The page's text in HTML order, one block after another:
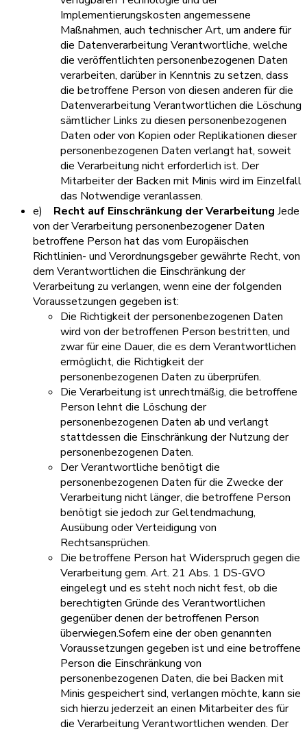
Implementierungskosten angemessene
Maßnahmen, auch technischer Art, um andere für
die Datenverarbeitung Verantwortliche, welche
die veröffentlichten personenbezogenen Daten
verarbeiten, darüber in Kenntnis zu setzen, dass
die betroffene Person von diesen anderen für die
Datenverarbeitung Verantwortlichen die Löschung
sämtlicher Links zu diesen personenbezogenen
Daten oder von Kopien oder Replikationen dieser
personenbezogenen Daten verlangt hat, soweit
die Verarbeitung nicht erforderlich ist. Der
Mitarbeiter der Backen mit Minis wird im Einzelfall
das Notwendige veranlassen.
e) Recht auf Einschränkung der Verarbeitung Jede
von der Verarbeitung personenbezogener Daten
betroffene Person hat das vom Europäischen
Richtlinien- und Verordnungsgeber gewährte Recht, von
dem Verantwortlichen die Einschränkung der
Verarbeitung zu verlangen, wenn eine der folgenden
Voraussetzungen gegeben ist:
Die Richtigkeit der personenbezogenen Daten
wird von der betroffenen Person bestritten, und
zwar für eine Dauer, die es dem Verantwortlichen
ermöglicht, die Richtigkeit der
personenbezogenen Daten zu überprüfen.
Die Verarbeitung ist unrechtmäßig, die betroffene
Person lehnt die Löschung der
personenbezogenen Daten ab und verlangt
stattdessen die Einschränkung der Nutzung der
personenbezogenen Daten.
Der Verantwortliche benötigt die
personenbezogenen Daten für die Zwecke der
Verarbeitung nicht länger, die betroffene Person
benötigt sie jedoch zur Geltendmachung,
Ausübung oder Verteidigung von
Rechtsansprüchen.
Die betroffene Person hat Widerspruch gegen die
Verarbeitung gem. Art. 21 Abs. 1 DS-GVO
eingelegt und es steht noch nicht fest, ob die
berechtigten Gründe des Verantwortlichen
gegenüber denen der betroffenen Person
überwiegen.Sofern eine der oben genannten
Voraussetzungen gegeben ist und eine betroffene
Person die Einschränkung von
personenbezogenen Daten, die bei Backen mit
Minis gespeichert sind, verlangen möchte, kann sie
sich hierzu jederzeit an einen Mitarbeiter des für
die Verarbeitung Verantwortlichen wenden. Der